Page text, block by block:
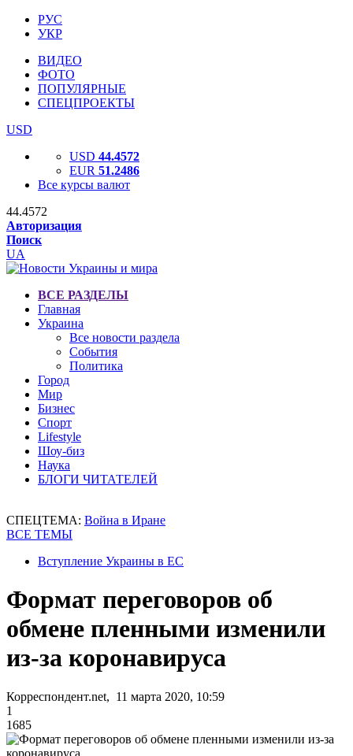
РУС
УКР
ВИДЕО
ФОТО
ПОПУЛЯРНЫЕ
СПЕЦПРОЕКТЫ
USD
USD 44.4572
EUR 51.2486
Все курсы валют
44.4572
Авторизация
Поиск
UA
ВСЕ РАЗДЕЛЫ
Главная
Украина
Все новости раздела
События
Политика
Город
Мир
Бизнес
Спорт
Lifestyle
Шоу-биз
Наука
БЛОГИ ЧИТАТЕЛЕЙ
СПЕЦТЕМА: Война в Иране
ВСЕ ТЕМЫ
Вступление Украины в ЕС
Формат переговоров об
обмене пленными изменили
из-за коронавируса
Корреспондент.net, 11 марта 2020, 10:59
1
1685